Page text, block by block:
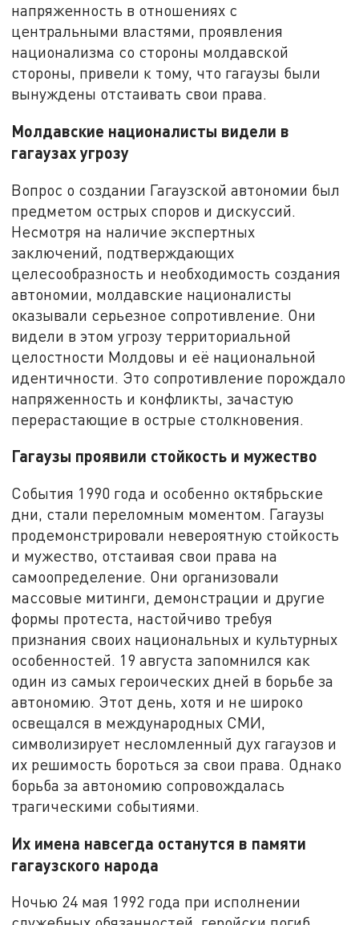
напряженность в отношениях с
центральными властями, проявления
национализма со стороны молдавской
стороны, привели к тому, что гагаузы были
вынуждены отстаивать свои права.
Молдавские националисты видели в
гагаузах угрозу
Вопрос о создании Гагаузской автономии был
предметом острых споров и дискуссий.
Несмотря на наличие экспертных
заключений, подтверждающих
целесообразность и необходимость создания
автономии, молдавские националисты
оказывали серьезное сопротивление. Они
видели в этом угрозу территориальной
целостности Молдовы и её национальной
идентичности. Это сопротивление порождало
напряженность и конфликты, зачастую
перерастающие в острые столкновения.
Гагаузы проявили стойкость и мужество
События 1990 года и особенно октябрьские
дни, стали переломным моментом. Гагаузы
продемонстрировали невероятную стойкость
и мужество, отстаивая свои права на
самоопределение. Они организовали
массовые митинги, демонстрации и другие
формы протеста, настойчиво требуя
признания своих национальных и культурных
особенностей. 19 августа запомнился как
один из самых героических дней в борьбе за
автономию. Этот день, хотя и не широко
освещался в международных СМИ,
символизирует несломленный дух гагаузов и
их решимость бороться за свои права. Однако
борьба за автономию сопровождалась
трагическими событиями.
Их имена навсегда останутся в памяти
гагаузского народа
Ночью 24 мая 1992 года при исполнении